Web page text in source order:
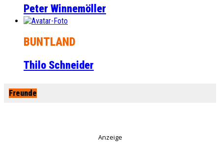
Peter Winnemöller
BUNTLAND
Thilo Schneider
Freunde
Anzeige